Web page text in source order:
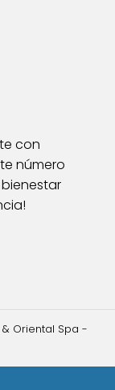
con
número
bienestar
Oriental Spa -